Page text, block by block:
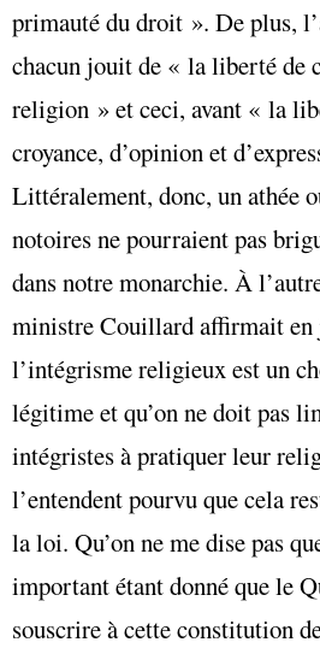
primauté du droit ». De plus,
chacun jouit de « la liberté de
religion » et ceci, avant « la
croyance, d’opinion et
Littéralement, donc, un athée
notoires ne pourraient pas
dans notre monarchie. À
ministre Couillard affirmait en
l’intégrisme religieux est un
légitime et qu’on ne doit pas
intégristes à pratiquer leur
l’entendent pourvu que cela
la loi. Qu’on ne me dise pas
important étant donné que le
souscrire à cette constitution